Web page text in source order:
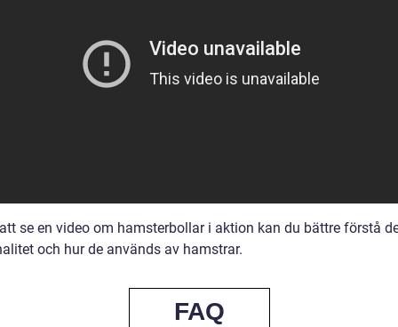
se en video om hamsterbollar i aktion kan du bättre förstå
och hur de används av hamstrar.
FAQ